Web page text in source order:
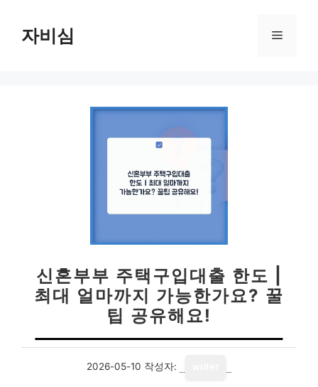
자비심 메
신혼부부 주택구입대출 한도 |
최대 얼마까지 가능한가요? 꿀
팁 공유해요!
2026-05-10 작성자: